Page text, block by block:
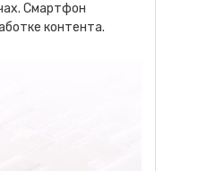
Смартфон
контента.